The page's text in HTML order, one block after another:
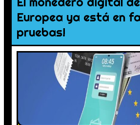
Europea ya está en
pruebas!